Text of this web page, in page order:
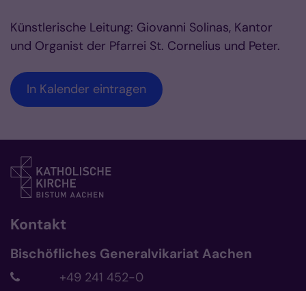
Künstlerische Leitung: Giovanni Solinas, Kantor
und Organist der Pfarrei St. Cornelius und Peter.
In Kalender eintragen
Kontakt
Bischöfliches Generalvikariat Aachen
+49 241 452-0